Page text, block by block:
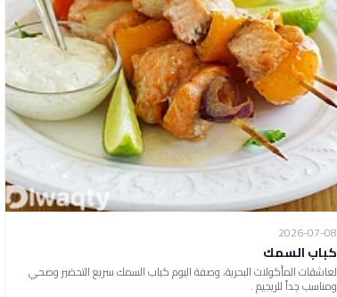
2026-07-08
كباب السمك
لعاشقات المأكولات البحرية، وصفة اليوم كباب السمك سريع التحضير وصحي
ومناسب جداً للريجيم .